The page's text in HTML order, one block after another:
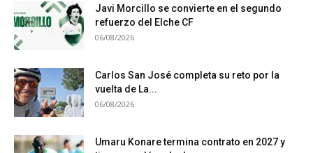
Javi Morcillo se convierte en el segundo
refuerzo del Elche CF
06/08/2026
Carlos San José completa su reto por la
vuelta de La...
06/08/2026
Umaru Konare termina contrato en 2027 y